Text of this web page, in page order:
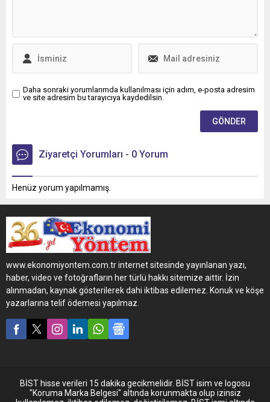
Daha sonraki yorumlarımda kullanılması için adım, e-posta adresim
ve site adresim bu tarayıcıya kaydedilsin.
Ziyaretçi Yorumları - 0 Yorum
Henüz yorum yapılmamış.
www.ekonomiyontem.com.tr internet sitesinde yayınlanan yazı,
haber, video ve fotoğrafların her türlü hakkı sitemize aittir. İzin
alınmadan, kaynak gösterilerek dahi iktibas edilemez. Konuk ve köşe
yazarlarına telif ödemesi yapılmaz.
BİST hisse verileri 15 dakika gecikmelidir. BİST isim ve logosu
"Koruma Marka Belgesi" altında korunmakta olup izinsiz